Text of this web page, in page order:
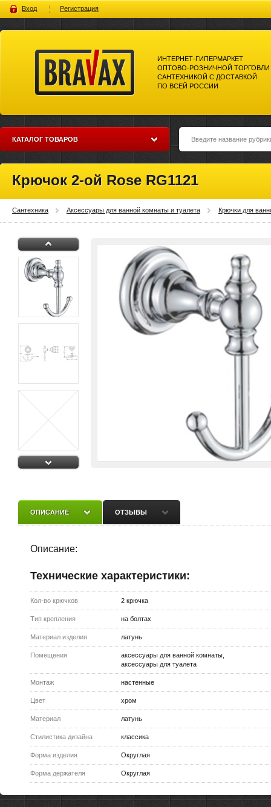
Вход Регистрация
всей россии
ИНТЕРНЕТ-ГИПЕРМАРКЕТ
ОПТОВО-РОЗНИЧНОЙ ТОРГОВЛИ
САНТЕХНИКОЙ С ДОСТАВКОЙ
ПО ВСЕЙ РОССИИ
КАТАЛОГ ТОВАРОВ
Крючок 2-ой Rose RG1121
Сантехника Аксессуары для ванной комнаты и туалета Крючки для
ОПИСАНИЕ ОТЗЫВЫ
Описание:
Технические характеристики:
Кол-во крючков 2 крючка
Тип крепления на болтах
Материал изделия латунь
Помещения
аксессуары для ванной комнаты,
аксессуары для туалета
Монтаж настенные
Цвет хром
Материал латунь
Стилистика дизайна классика
Форма изделия Округлая
Форма держателя Округлая